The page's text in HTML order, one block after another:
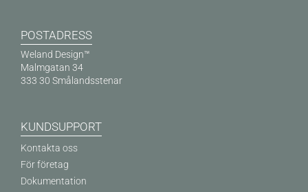
POSTADRESS
Weland Design™
Malmgatan 34
333 30 Smålandsstenar
KUNDSUPPORT
Kontakta oss
För företag
Dokumentation